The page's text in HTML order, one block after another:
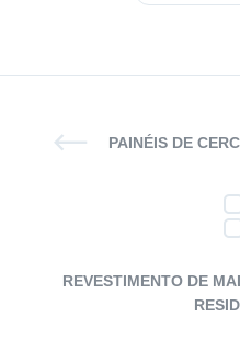
PAINÉIS DE
REVESTIMENTO DE